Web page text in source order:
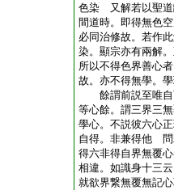
色染 又解若以聖道
間道時。即得無色
必同治修故。若作
染。顯宗亦有兩解
所以不得色界善心
故。亦不得無學。
餘謂前説至唯自
等心餘。謂三界三
學心。不説彼六心
自得。非兼得他 問
得六非得自界無覆
相違。如識身十三
就欲界繋無覆無記